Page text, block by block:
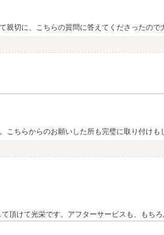
切に、こちらの質問に答えてくださったので
ちらからのお願いした所も完璧に取り付けも
頂けて光栄です。アフターサービスも、もち
くお願い致します。またお会いできる日を楽し